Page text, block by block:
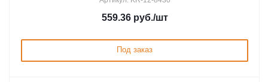
559.36руб./шт
Под заказ